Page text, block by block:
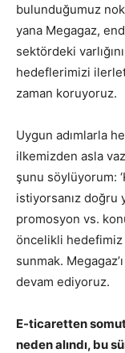
bulunduğumuz
yana Megagaz,
sektördeki
hedeflerimizi
zaman koruyoruz.
Uygun adımlarla
ilkemizden asla
şunu söylüyorum:
istiyorsanız doğru
promosyon vs.
öncelikli
sunmak.
devam ediyoruz.
E-ticaretten
neden alındı, bu